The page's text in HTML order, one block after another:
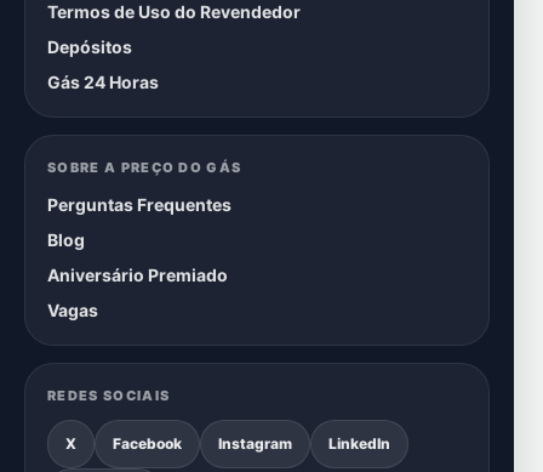
Termos de Uso do Revendedor
Depósitos
Gás 24 Horas
SOBRE A PREÇO DO GÁS
Perguntas Frequentes
Blog
Aniversário Premiado
Vagas
REDES SOCIAIS
X Facebook Instagram LinkedIn